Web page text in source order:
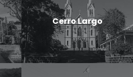
Cerro Largo